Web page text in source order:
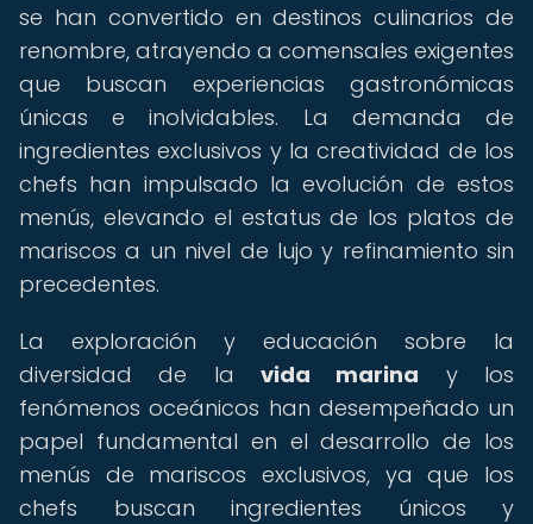
se han convertido en destinos culinarios de
renombre, atrayendo a comensales exigentes
que buscan experiencias gastronómicas
únicas e inolvidables. La demanda de
ingredientes exclusivos y la creatividad de los
chefs han impulsado la evolución de estos
menús, elevando el estatus de los platos de
mariscos a un nivel de lujo y refinamiento sin
precedentes.
La exploración y educación sobre la
diversidad de la vida marina y los
fenómenos oceánicos han desempeñado un
papel fundamental en el desarrollo de los
menús de mariscos exclusivos, ya que los
chefs buscan ingredientes únicos y